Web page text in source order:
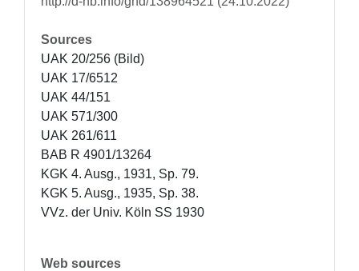
Sources
UAK 20/256 (Bild)
UAK 17/6512
UAK 44/151
UAK 571/300
UAK 261/611
BAB R 4901/13264
KGK 4. Ausg., 1931, Sp. 79.
KGK 5. Ausg., 1935, Sp. 38.
VVz. der Univ. Köln SS 1930
Web sources